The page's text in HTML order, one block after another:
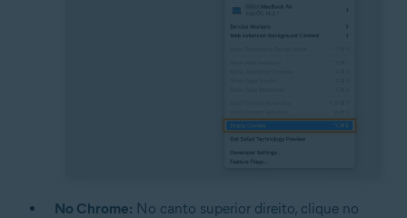
No Chrome: No canto superior direito, clique no